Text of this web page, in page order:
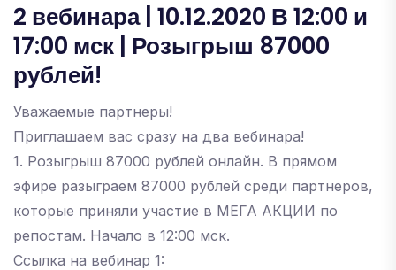
2 вебинара | 10.12.2020 В 12:00 и
17:00 мск | Розыгрыш 87000
рублей!
Уважаемые партнеры!
Приглашаем вас сразу на два вебинара!
1. Розыгрыш 87000 рублей онлайн. В прямом
эфире разыграем 87000 рублей среди партнеров,
которые приняли участие в МЕГА АКЦИИ по
репостам. Начало в 12:00 мск.
Ссылка на вебинар 1: